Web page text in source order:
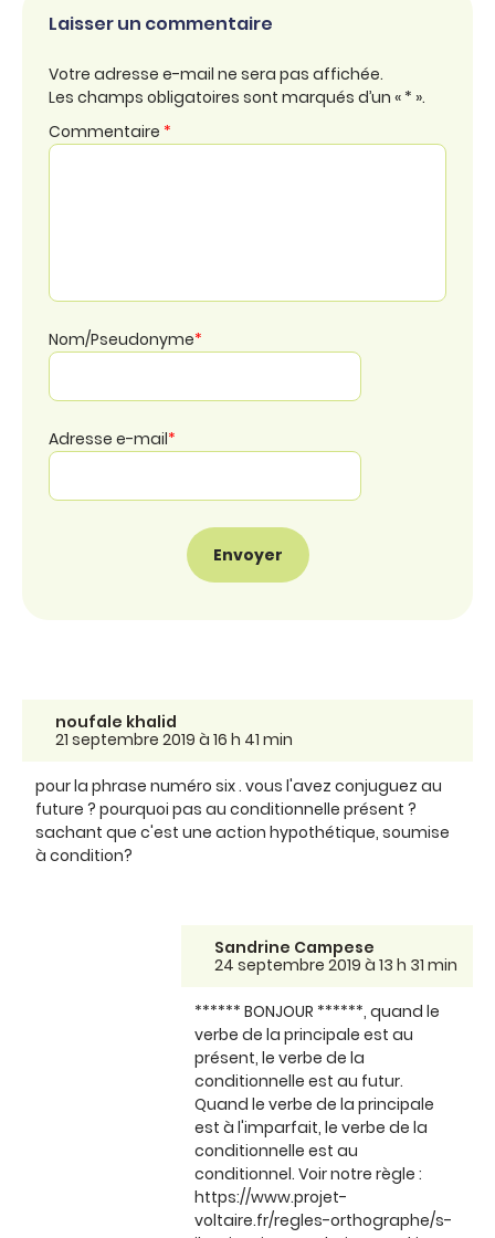
Laisser un commentaire
Votre adresse e-mail ne sera pas affichée.
Les champs obligatoires sont marqués d’un « * ».
Commentaire *
Nom/Pseudonyme*
Adresse e-mail*
noufale khalid
21 septembre 2019 à 16 h 41 min
pour la phrase numéro six . vous l'avez conjuguez au
future ? pourquoi pas au conditionnelle présent ?
sachant que c'est une action hypothétique, soumise
à condition?
Sandrine Campese
24 septembre 2019 à 13 h 31 min
****** BONJOUR ******, quand le
verbe de la principale est au
présent, le verbe de la
conditionnelle est au futur.
Quand le verbe de la principale
est à l'imparfait, le verbe de la
conditionnelle est au
conditionnel. Voir notre règle :
https://www.projet-
voltaire.fr/regles-orthographe/s-